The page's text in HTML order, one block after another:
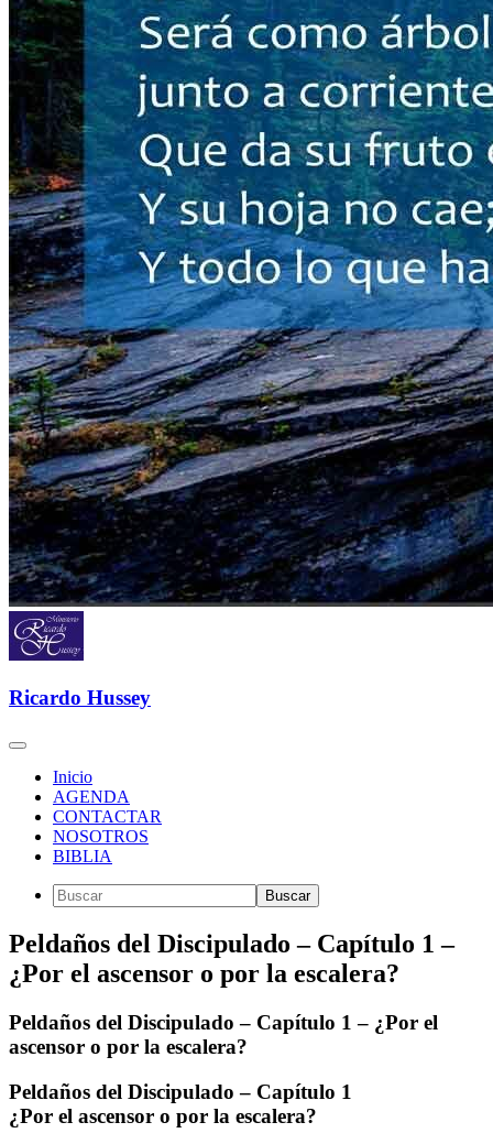
Ricardo Hussey
Inicio
AGENDA
CONTACTAR
NOSOTROS
BIBLIA
Peldaños del Discipulado – Capítulo 1 –
¿Por el ascensor o por la escalera?
Peldaños del Discipulado – Capítulo 1 – ¿Por el
ascensor o por la escalera?
Peldaños del Discipulado – Capítulo 1
¿Por el ascensor o por la escalera?